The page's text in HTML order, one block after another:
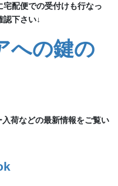
配便での受付けも行なっ
認下さい↓
への鍵の
荷などの最新情報をご覧い